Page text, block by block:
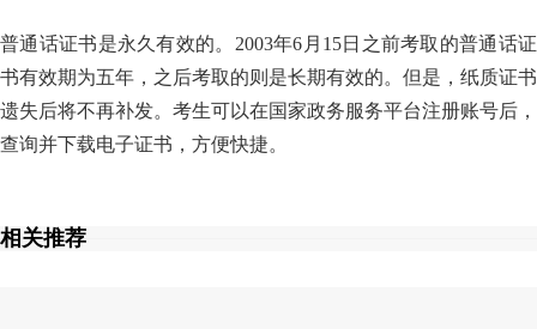
普通话证书是永久有效的。2003年6月15日之前考取的普通话证
书有效期为五年，之后考取的则是长期有效的。但是，纸质证书
遗失后将不再补发。考生可以在国家政务服务平台注册账号后，
查询并下载电子证书，方便快捷。
相关推荐